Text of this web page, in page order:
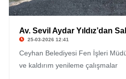
Av. Sevil Aydar Yıldız’dan
25-03-2026 12:41
Ceyhan Belediyesi Fen İşleri
ve kaldırım yenileme çalışmalar